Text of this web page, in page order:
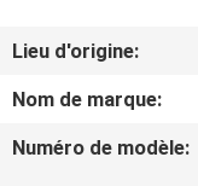
À
PROPOS
Lieu d'origine:
Nom de marque:
Numéro de modèle: